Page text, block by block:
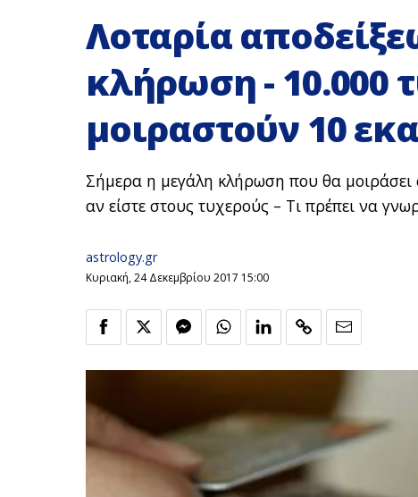
Λοταρία
κλήρωση - 10.000
μοιραστούν 10
Σήμερα η μεγάλη κλήρωση που θα
αν είστε στους τυχερούς – Τι πρέπει να
astrology.gr
Κυριακή, 24 Δεκεμβρίου 2017 15:00